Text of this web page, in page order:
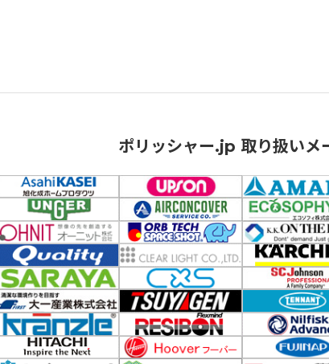
ポリッシャー.jp 取り扱いメ